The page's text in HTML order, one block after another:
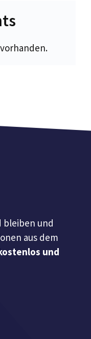
bleiben und
aus dem
und